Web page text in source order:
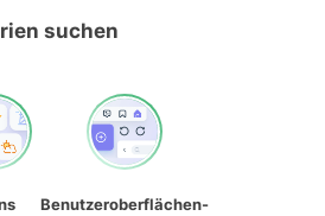
suchen
Benutzeroberflächen-